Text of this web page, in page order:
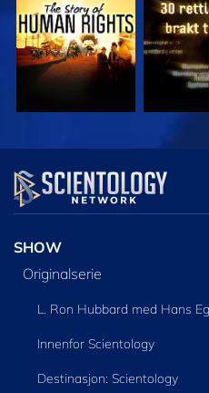
SE
SHOW
Originalserie
L. Ron Hubbard med Hans
Innenfor Scientology
Destinasjon: Scientology